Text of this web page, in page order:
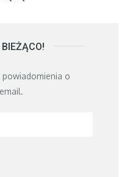
powiadomienia o